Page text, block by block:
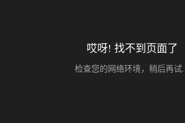
哎呀! 找不到页面了
检查您的网络环境，稍后再试...